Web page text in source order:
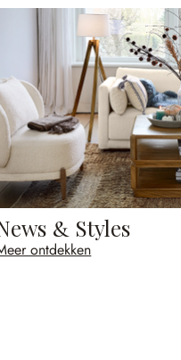
& Styles
ontdekken